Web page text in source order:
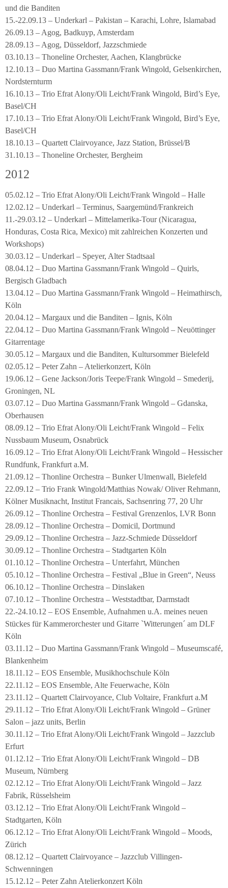
und die Banditen
15.-22.09.13 – Underkarl – Pakistan – Karachi, Lohre, Islamabad
26.09.13 – Agog, Badkuyp, Amsterdam
28.09.13 – Agog, Düsseldorf, Jazzschmiede
03.10.13 – Thoneline Orchester, Aachen, Klangbrücke
12.10.13 – Duo Martina Gassmann/Frank Wingold, Gelsenkirchen,
Nordsternturm
16.10.13 – Trio Efrat Alony/Oli Leicht/Frank Wingold, Bird’s Eye,
Basel/CH
17.10.13 – Trio Efrat Alony/Oli Leicht/Frank Wingold, Bird’s Eye,
Basel/CH
18.10.13 – Quartett Clairvoyance, Jazz Station, Brüssel/B
31.10.13 – Thoneline Orchester, Bergheim
2012
05.02.12 – Trio Efrat Alony/Oli Leicht/Frank Wingold – Halle
12.02.12 – Underkarl – Terminus, Saargemünd/Frankreich
11.-29.03.12 – Underkarl – Mittelamerika-Tour (Nicaragua,
Honduras, Costa Rica, Mexico) mit zahlreichen Konzerten und
Workshops)
30.03.12 – Underkarl – Speyer, Alter Stadtsaal
08.04.12 – Duo Martina Gassmann/Frank Wingold – Quirls,
Bergisch Gladbach
13.04.12 – Duo Martina Gassmann/Frank Wingold – Heimathirsch,
Köln
20.04.12 – Margaux und die Banditen – Ignis, Köln
22.04.12 – Duo Martina Gassmann/Frank Wingold – Neuöttinger
Gitarrentage
30.05.12 – Margaux und die Banditen, Kultursommer Bielefeld
02.05.12 – Peter Zahn – Atelierkonzert, Köln
19.06.12 – Gene Jackson/Joris Teepe/Frank Wingold – Smederij,
Groningen, NL
03.07.12 – Duo Martina Gassmann/Frank Wingold – Gdanska,
Oberhausen
08.09.12 – Trio Efrat Alony/Oli Leicht/Frank Wingold – Felix
Nussbaum Museum, Osnabrück
16.09.12 – Trio Efrat Alony/Oli Leicht/Frank Wingold – Hessischer
Rundfunk, Frankfurt a.M.
21.09.12 – Thonline Orchestra – Bunker Ulmenwall, Bielefeld
22.09.12 – Trio Frank Wingold/Matthias Nowak/ Oliver Rehmann,
Kölner Musiknacht, Institut Francais, Sachsenring 77, 20 Uhr
26.09.12 – Thonline Orchestra – Festival Grenzenlos, LVR Bonn
28.09.12 – Thonline Orchestra – Domicil, Dortmund
29.09.12 – Thonline Orchestra – Jazz-Schmiede Düsseldorf
30.09.12 – Thonline Orchestra – Stadtgarten Köln
01.10.12 – Thonline Orchestra – Unterfahrt, München
05.10.12 – Thonline Orchestra – Festival „Blue in Green“, Neuss
06.10.12 – Thonline Orchestra – Dinslaken
07.10.12 – Thonline Orchestra – Weststadtbar, Darmstadt
22.-24.10.12 – EOS Ensemble, Aufnahmen u.A. meines neuen
Stückes für Kammerorchester und Gitarre `Witterungen´ am DLF
Köln
03.11.12 – Duo Martina Gassmann/Frank Wingold – Museumscafé,
Blankenheim
18.11.12 – EOS Ensemble, Musikhochschule Köln
22.11.12 – EOS Ensemble, Alte Feuerwache, Köln
23.11.12 – Quartett Clairvoyance, Club Voltaire, Frankfurt a.M
29.11.12 – Trio Efrat Alony/Oli Leicht/Frank Wingold – Grüner
Salon – jazz units, Berlin
30.11.12 – Trio Efrat Alony/Oli Leicht/Frank Wingold – Jazzclub
Erfurt
01.12.12 – Trio Efrat Alony/Oli Leicht/Frank Wingold – DB
Museum, Nürnberg
02.12.12 – Trio Efrat Alony/Oli Leicht/Frank Wingold – Jazz
Fabrik, Rüsselsheim
03.12.12 – Trio Efrat Alony/Oli Leicht/Frank Wingold –
Stadtgarten, Köln
06.12.12 – Trio Efrat Alony/Oli Leicht/Frank Wingold – Moods,
Zürich
08.12.12 – Quartett Clairvoyance – Jazzclub Villingen-
Schwenningen
15.12.12 – Peter Zahn Atelierkonzert Köln